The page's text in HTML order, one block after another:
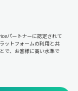
パートナーに認定されて
ットフォームの利用と共
で、お客様に高い水準で